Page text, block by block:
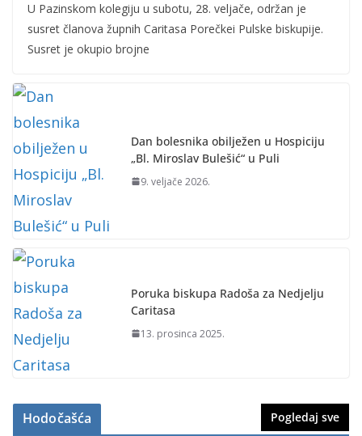
U Pazinskom kolegiju u subotu, 28. veljače, održan je
susret članova župnih Caritasa Porečkei Pulske biskupije.
Susret je okupio brojne
Dan bolesnika obilježen u Hospiciju
„Bl. Miroslav Bulešić“ u Puli
9. veljače 2026.
Poruka biskupa Radoša za Nedjelju
Caritasa
13. prosinca 2025.
Hodočašća Pogledaj sve